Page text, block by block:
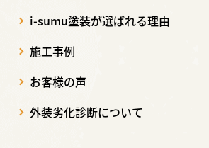
i-sumu塗装が選ばれる理由
施工事例
お客様の声
外装劣化診断について